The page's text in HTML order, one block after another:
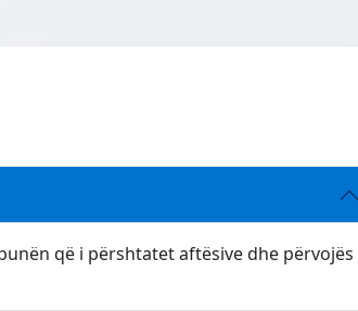
që i përshtatet aftësive dhe përvojës